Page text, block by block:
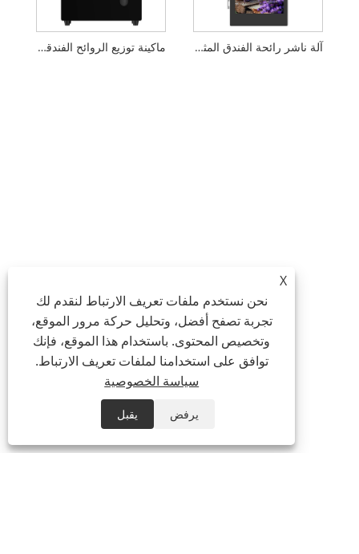
ماكينة توزيع الروائح الفندقية المتوسطة آلة ناشر رائحة الفندق المثبتة على الحائط
X
نحن نستخدم ملفات تعريف الارتباط لنقدم لك
تجربة تصفح أفضل، وتحليل حركة مرور الموقع،
وتخصيص المحتوى. باستخدام هذا الموقع، فإنك
توافق على استخدامنا لملفات تعريف الارتباط.
سياسة الخصوصية
يرفض يقبل